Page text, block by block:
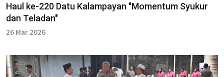
Haul ke-220 Datu Kalampayan "Momentum Syukur
dan Teladan"
26 Mar 2026